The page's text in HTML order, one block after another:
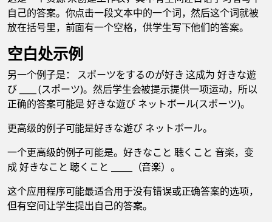
自己的答案。你点击一段文本中的一个词，然后这个词就被
放在括号里，前面有一个空格，供学生写下他们的答案。
空白处示例
另一个例子是： スポーツをするのが好き 这成为 好きな遊
び ____ (スポーツ)。然后学生会被提示提供一项运动，所以
正确的答案可能是 好きな遊び ネットボール(スポーツ)。
更高级的例子可能是好きな遊び ネットボール。
一个更高级的例子可能是。好きなこと 聴くこと 音楽，变
成 好きなこと 聴くこと _____（音楽）。
这个应用程序可能最适合用于没有错误或正确答案的选项，
但有空间让学生提出自己的答案。